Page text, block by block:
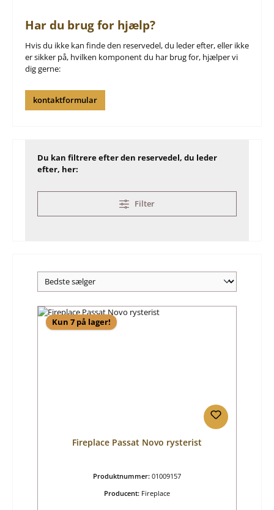
Har du brug for hjælp?
Hvis du ikke kan finde den reservedel, du leder efter, eller ikke
er sikker på, hvilken komponent du har brug for, hjælper vi
dig gerne:
kontaktformular
Du kan filtrere efter den reservedel, du leder
efter, her:
Filter
Kun 7 på lager!
Fireplace Passat Novo rysterist
Produktnummer: 01009157
Producent: Fireplace